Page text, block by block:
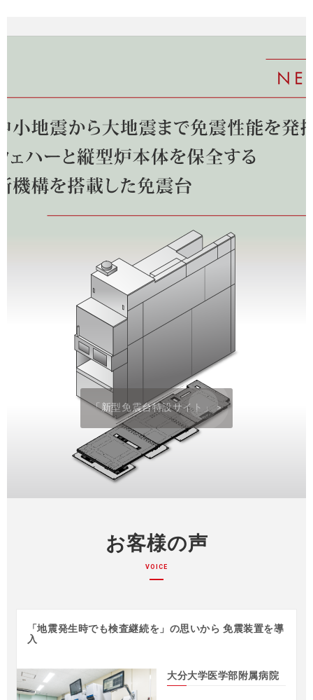
「新型免震台特設サイト」 >
お客様の声
VOICE
「地震発生時でも検査継続を」の思いから 免震装置を導
入
大分大学医学部附属病院